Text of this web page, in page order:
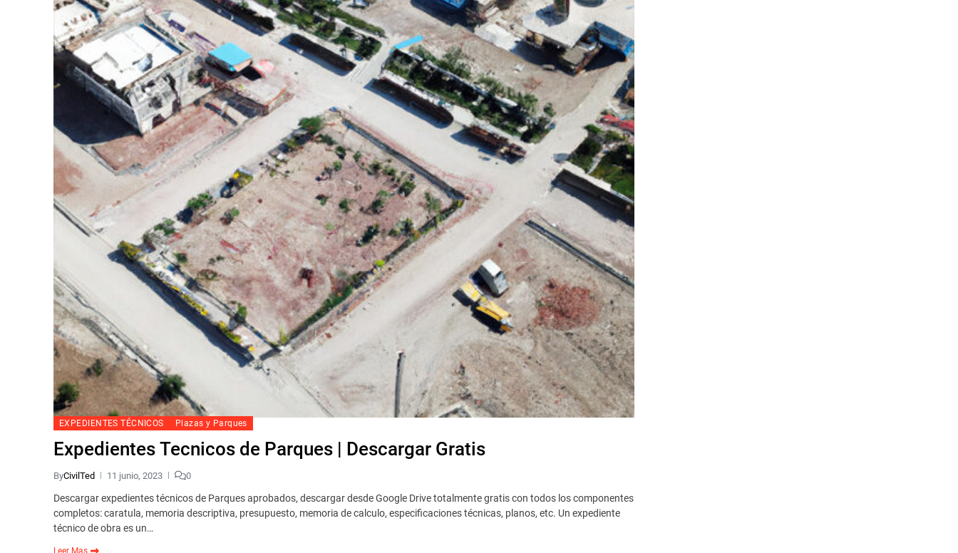
EXPEDIENTES TÉCNICOS Plazas y Parques
Expedientes Tecnicos de Parques | Descargar Gratis
ByCivilTed 11 junio, 2023 0
Descargar expedientes técnicos de Parques aprobados, descargar desde Google Drive totalmente gratis con todos los componentes
completos: caratula, memoria descriptiva, presupuesto, memoria de calculo, especificaciones técnicas, planos, etc. Un expediente
técnico de obra es un…
Leer Mas